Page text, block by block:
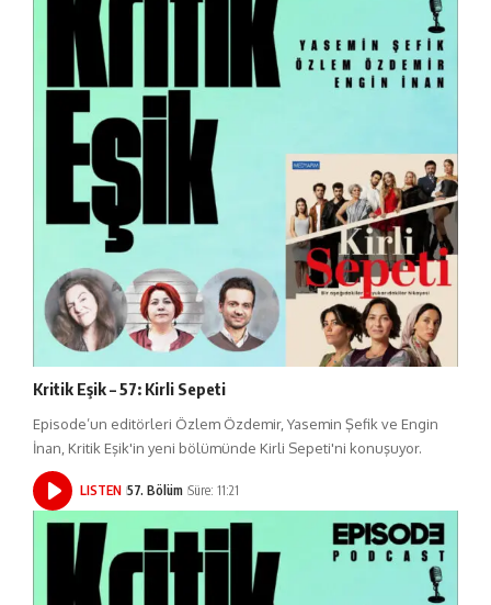
Kritik Eşik – 57: Kirli Sepeti
Episode’un editörleri Özlem Özdemir, Yasemin Şefik ve Engin
İnan, Kritik Eşik'in yeni bölümünde Kirli Sepeti'ni konuşuyor.
LISTEN 57. Bölüm Süre: 11:21